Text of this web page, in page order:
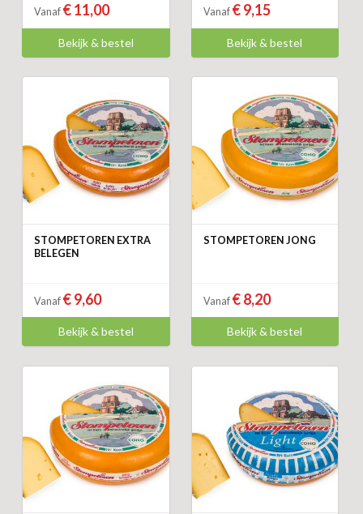
Vanaf € 11,00
Bekijk & bestel
Vanaf € 9,15
Bekijk & bestel
STOMPETOREN EXTRA
BELEGEN
Vanaf € 9,60
Bekijk & bestel
STOMPETOREN JONG
Vanaf € 8,20
Bekijk & bestel